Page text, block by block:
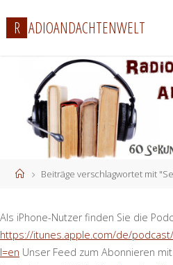
Inhalt
springen
R ADIOANDACHTENWELT
StartBeiträge verschlagwortet mit
Als iPhone-Nutzer finden Sie die
https://itunes.apple.com/de/
l=en Unser Feed zum Abonnieren